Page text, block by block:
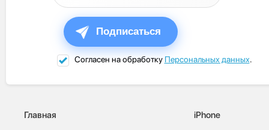
Подписаться
Согласен на обработку Персональных данных.
Главная iPhone